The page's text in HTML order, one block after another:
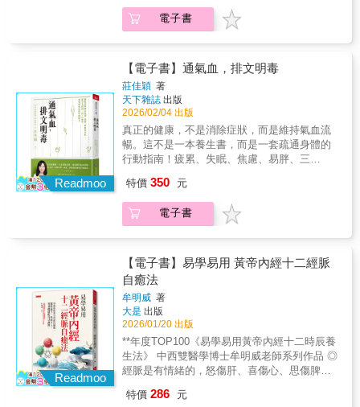
還提供二十多種獨特凍齡易瘦食療法，像是，
容易經痛、經血成塊，紅糖薑枝水幫妳祛寒；
免疫力低、容易感冒，用乾蔥葉來泡腳； 嗓子
容易發炎，是身體太上火，只要多喝水，不用
藥就能治好……。困住女人一生的婦科問題
病，中醫都有解，（原版書名：女人的病，
99%都是「氣」造成的）
身精氣所在，對女性的影響更大於男性， 常說
的人老珠黃、老眼昏花，就是說腎虛的人。 可
以煮白米粥，加上適量的蓮子、百合和藕；覺
可以選哪一種？◎辨體質，胖有胖的方法，瘦
有瘦的解方： 同款養生茶，有人越喝越美，妳
卻越喝越憔悴？ 因為人的體質共分為九種，不
同體質吃法大不同， 本書舉出最常見的氣虛、
陽虛和濕熱，告訴妳該怎麼針對個人體質進
補。◎修好心，不生氣，女性專用的終極養生
法： 女性的病，99％都是氣出來的， 因為怒傷
經就亂， 當心情莫名抑鬱，記得多吃薑黃、或
泡薑黃茶，可疏肝解鬱。 多按按乳房正中間的
膻中穴，可化解不開心，預防乳房疾病。 作者
免疫力低、容易感冒，用乾蔥葉來泡腳； 嗓子
容易發炎，是身體太上火，只要多喝水，不用
藥就能治好……。困住女人一生的婦科問題
病，中醫都有解，（原版書名：女人的病，
99%都是「氣」造成的）
話文，有利於基礎理論與臨床實際相聯繫，便
於古文基礎薄弱和欠缺中醫臨床的學習者學習
電子書
Readmoo
【電子書】通氣血，排文明毒
莊佳穎 著
天下雜誌 出版
2026/02/04 出版
真正的健康，不是消除症狀，而是維持氣血流
暢。這不是一本養生書，而是一套疏通身體的
行動指南！疲累、失眠、焦慮、易胖、三
腫瘤專家淬鍊重症治療的智慧，教你恢復氣血
運行，從根本解決慢性發炎、代謝不良、免疫
失衡！※ ※ ※ ※ ※ ※你是
胃痛、一吃飽就脹氣、一放鬆就水腫；焦慮、
疲勞、腸胃不適、注意力不集中……。專研中
西醫合療、台中慈濟醫院中醫腫瘤科莊佳穎主
任，長期在診間看到太多人健檢報告正常，卻
渾身不對勁，吃了藥仍未真正康復，其實都指
向一件事：氣血不流！久坐不動而氣滯，熬夜
追劇讓陰虛火旺，高糖高油讓痰濕積聚，壓力
焦慮讓肝氣鬱結；這些生活方式正在製造「慢
性堵塞」，侵蝕我們的健康。修復健康不是靠
控制，而是靠順應。氣血一通，身體自然找到
特價 350 元
電子書
Readmoo
【電子書】易學易用 黃帝內經十二經脈
自癒法
牟明威 著
大是 出版
2026/01/20 出版
**年度TOP100《易學易用黃帝內經十二時辰養
生法》 中西雙醫學博士牟明威老師系列作品 ◎
經脈是有情緒的，怒傷肝、喜傷心、思傷脾、
況好不好，看臉色就知道，因為「心其華在
特價 286 元